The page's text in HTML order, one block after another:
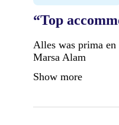
“Top
Alles was prima
Marsa Alam
Show more